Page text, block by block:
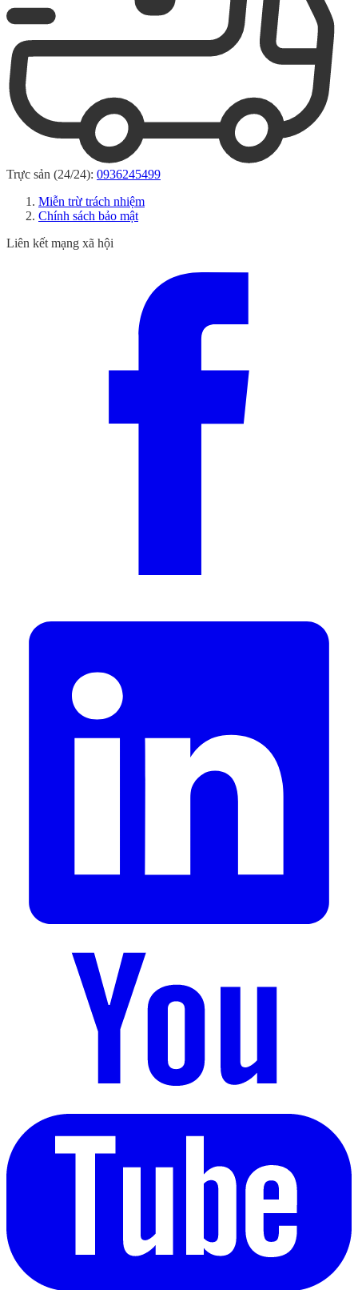
Trực sản (24/24): 0936245499
Miễn trừ trách nhiệm
Chính sách bảo mật
Liên kết mạng xã hội